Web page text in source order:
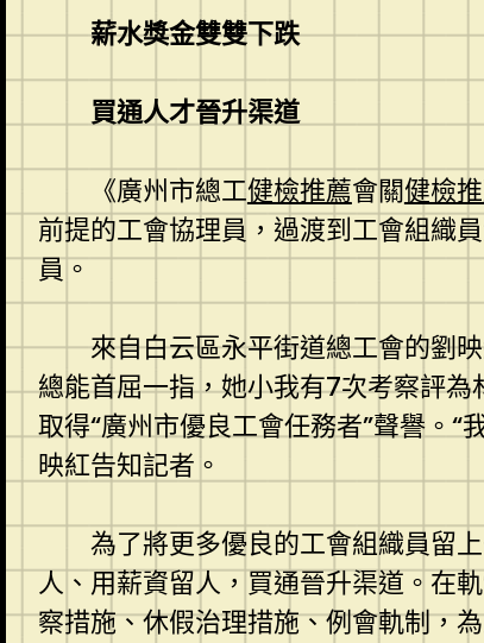
薪水獎金雙雙下跌
買通人才晉升渠道
《廣州市總工健檢推薦會關健檢
前提的工會協理員，過渡到工會組織
員。
來自白云區永平街道總工會的劉
總能首屈一指，她小我有7次考察評為
取得“廣州市優良工會任務者”聲譽。
映紅告知記者。
為了將更多優良的工會組織員留
人、用薪資留人，買通晉升渠道。在
察措施、休假治理措施、例會軌制，